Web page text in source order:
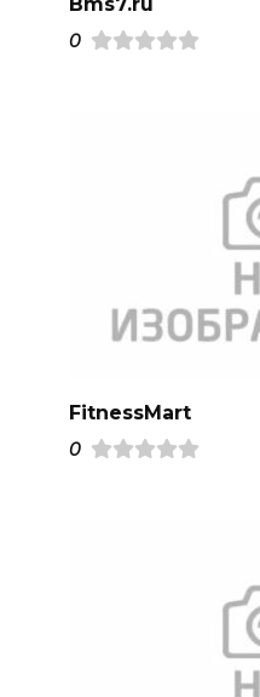
0
FitnessMart
0